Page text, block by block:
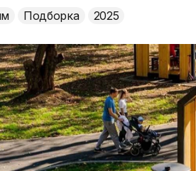
Подборка 2025